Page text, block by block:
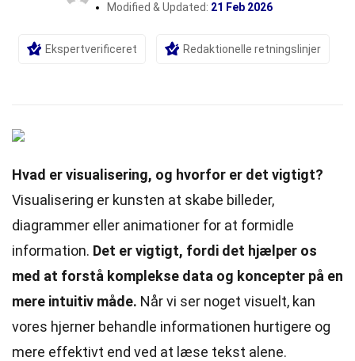
Modified & Updated: 21 Feb 2026
Ekspertverificeret Redaktionelle retningslinjer
Hvad er visualisering, og hvorfor er det vigtigt?
Visualisering er kunsten at skabe billeder,
diagrammer eller animationer for at formidle
information. Det er vigtigt, fordi det hjælper os
med at forstå komplekse data og koncepter på en
mere intuitiv måde. Når vi ser noget visuelt, kan
vores hjerner behandle informationen hurtigere og
mere effektivt end ved at læse tekst alene.